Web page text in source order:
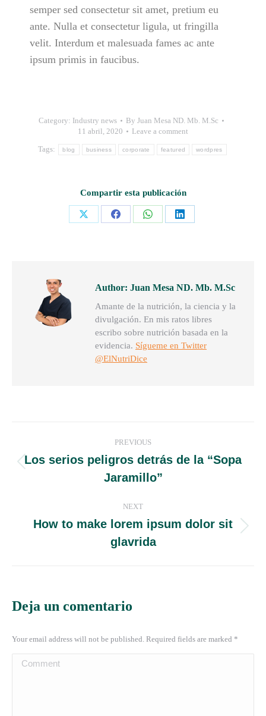
semper sed consectetur sit amet, pretium eu
ante. Nulla et consectetur ligula, ut fringilla
velit. Interdum et malesuada fames ac ante
ipsum primis in faucibus.
Category: Industry news By Juan Mesa ND. Mb. M.Sc
11 abril, 2020
Leave a comment
Tags: blog business corporate featured wordpres
Compartir esta publicación
Author: Juan Mesa ND. Mb. M.Sc
Amante de la nutrición, la ciencia y la
divulgación. En mis ratos libres
escribo sobre nutrición basada en la
evidencia. Sígueme en Twitter
@ElNutriDice
PREVIOUS
Los serios peligros detrás de la “Sopa
Jaramillo”
NEXT
How to make lorem ipsum dolor sit
glavrida
Deja un comentario
Your email address will not be published. Required fields are marked *
Comment